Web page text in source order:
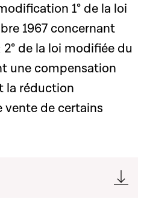
1° de la loi
1967 concernant
de la loi modifiée du
une compensation
la réduction
de certains